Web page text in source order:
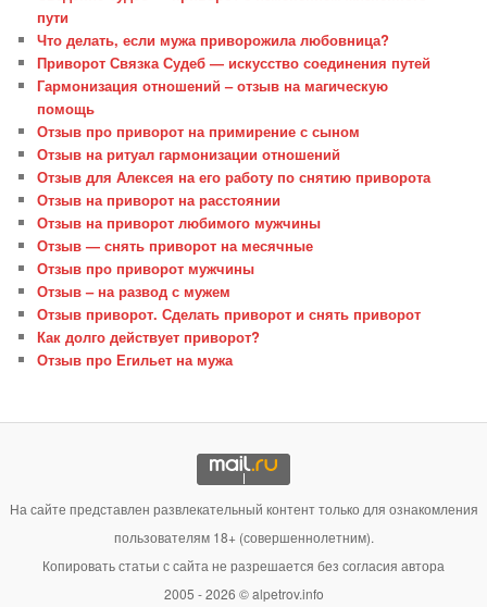
пути
Что делать, если мужа приворожила любовница?
Приворот Связка Судеб — искусство соединения путей
Гармонизация отношений – отзыв на магическую
помощь
Отзыв про приворот на примирение с сыном
Отзыв на ритуал гармонизации отношений
Отзыв для Алексея на его работу по снятию приворота
Отзыв на приворот на расстоянии
Отзыв на приворот любимого мужчины
Отзыв — снять приворот на месячные
Отзыв про приворот мужчины
Отзыв – на развод с мужем
Отзыв приворот. Сделать приворот и снять приворот
Как долго действует приворот?
Отзыв про Егильет на мужа
На сайте представлен развлекательный контент только для ознакомления
пользователям 18+ (совершеннолетним).
Копировать статьи с сайта не разрешается без согласия автора
2005 - 2026 © alpetrov.info